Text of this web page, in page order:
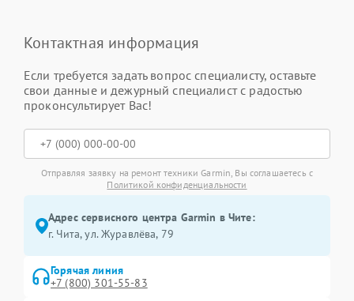
Контактная информация
Если требуется задать вопрос специалисту, оставьте
свои данные и дежурный специалист с радостью
проконсультирует Вас!
Отправляя заявку на ремонт техники Garmin, Вы соглашаетесь с
Политикой конфиденциальности
Адрес сервисного центра Garmin в Чите:
г. Чита, ул. Журавлёва, 79
Горячая линия
+7 (800) 301-55-83